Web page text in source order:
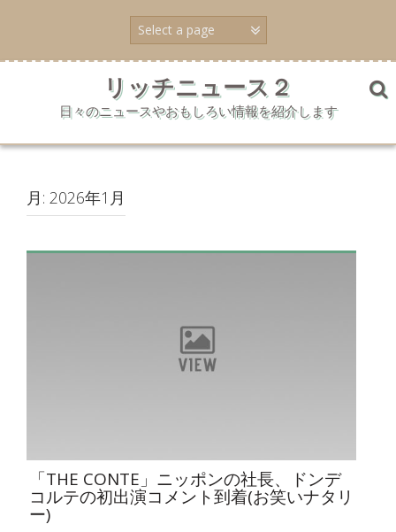
ン
ッ
リッチニュース２
日々のニュースやおもしろい情報を紹介します
月: 2026年1月
「THE CONTE」ニッポンの社長、ドンデ
コルテの初出演コメント到着(お笑いナタリ
ー)